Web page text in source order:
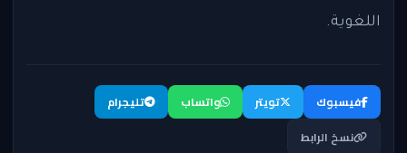
اللغوية.
فيسبوك تويتر واتساب
تليجرام
نسخ الرابط